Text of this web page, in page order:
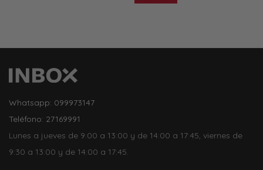
Whatsapp: 099973147
Teléfono: 27169991
Lunes a jueves de 9:00 a 13:00 y de 14:00 a 17:45, viernes de
9:30 a 13:00 y de 14:00 a 17:45.